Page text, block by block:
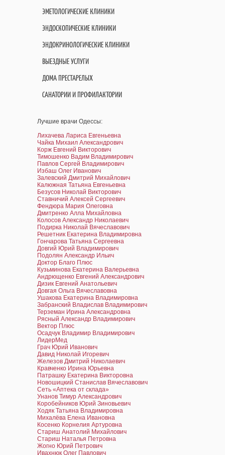
ЭМЕТОЛОГИЧЕСКИЕ КЛИНИКИ
ЭНДОСКОПИЧЕСКИЕ КЛИНИКИ
ЭНДОКРИНОЛОГИЧЕСКИЕ КЛИНИКИ
ВЫЕЗДНЫЕ УСЛУГИ
ДОМА ПРЕСТАРЕЛЫХ
САНАТОРИИ И ПРОФИЛАКТОРИИ
Лучшие врачи Одессы:
Лихачева Лариса Евгеньевна
Чайка Михаил Александрович
Корж Евгений Викторович
Тимошенко Вадим Владимирович
Павлов Сергей Владимирович
Избаш Олег Иванович
Залевский Дмитрий Михайлович
Калюжная Татьяна Евгеньевна
Безусов Николай Викторович
Ставничий Алексей Сергеевич
Фендюра Мария Олеговна
Дмитренко Алла Михайловна
Колосов Александр Николаевич
Подирка Николай Вячеславович
Решетник Екатерина Владимировна
Гончарова Татьяна Сергеевна
Довгий Юрий Владимирович
Подолян Александр Ильич
Доктор Благо Плюс
Кузьминова Екатерина Валерьевна
Андрющенко Евгений Александрович
Дизик Евгений Анатольевич
Довгая Ольга Вячеславовна
Ушакова Екатерина Владимировна
Забранский Владислав Владимирович
Терземан Ирина Александровна
Рясный Александр Владимирович
Вектор Плюс
Осадчук Владимир Владимирович
ЛидерМед
Грач Юрий Иванович
Давид Николай Игоревич
Железов Дмитрий Николаевич
Кравченко Ирина Юрьевна
Патрашку Екатерина Викторовна
Новошицкий Станислав Вячеславович
Сеть «Аптека от склада»
Унанов Тимур Александрович
Коробейников Юрий Зиновьевич
Ходяк Татьяна Владимировна
Михалёва Елена Ивановна
Косенко Корнелия Артуровна
Стариш Анатолий Михайлович
Стариш Наталья Петровна
Жогно Юрий Петрович
Ивахнюк Олег Павлович